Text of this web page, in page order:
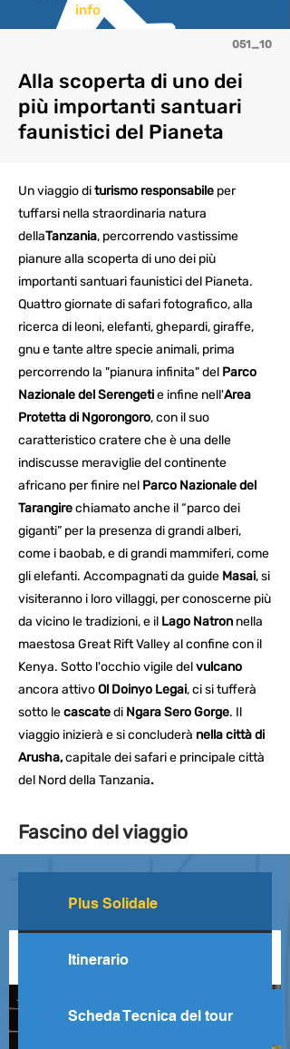
info
Un viaggio diturismo responsabile per
tuffarsi nella straordinaria natura
dellaTanzania, percorrendo vastissime
pianure alla scoperta di uno dei più
importanti santuari faunistici del Pianeta.
Quattro giornate di safari fotografico, alla
ricerca di leoni, elefanti, ghepardi, giraffe,
gnu e tante altre specie animali, prima
percorrendo la "pianura infinita" del Parco
Nazionale del Serengetie infine nell'Area
Protetta di Ngorongoro, con il suo
caratteristico cratere che è una delle
indiscusse meraviglie del continente
africano per finire nel Parco Nazionale del
Tarangirechiamato anche il “parco dei
giganti” per la presenza di grandi alberi,
come i baobab, e di grandi mammiferi, come
gli elefanti. Accompagnati da guide Masai, si
visiteranno i loro villaggi, per conoscerne più
da vicino le tradizioni, e il Lago Natron nella
maestosa Great Rift Valley al confine con il
Kenya. Sotto l'occhio vigile delvulcano
ancora attivoOl Doinyo Legai, ci si tufferà
sotto lecascatedi Ngara Sero Gorge. Il
viaggio inizierà e si concluderà nella città di
Arusha,capitale dei safari e principale città
del Nord della Tanzania.
051_10
Alla scoperta di uno dei
più importanti santuari
faunistici del Pianeta
Fascino del viaggio
viaggio
Albino Peacemakers
Plus Solidale
Itinerario
Scheda Tecnica del tour